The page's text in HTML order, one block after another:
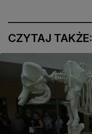
CZYTAJ TAKŻE: